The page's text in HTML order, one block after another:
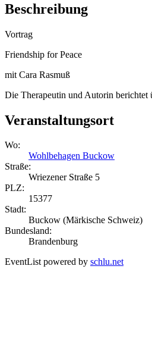
Beschreibung
Vortrag
Friendship for Peace
mit Cara Rasmuß
Die Therapeutin und Autorin berichtet
Veranstaltungsort
Wo:
Wohlbehagen Buckow
Straße:
Wriezener Straße 5
PLZ:
15377
Stadt:
Buckow (Märkische Schweiz)
Bundesland:
Brandenburg
EventList powered by schlu.net